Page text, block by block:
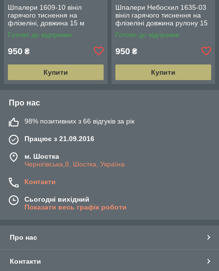
Шпалери 1609-10 вініл
гарячого тиснення на
флізеліні, довжина 15 м
ширина 1.06 м = 5 смуг по 3
м
Готово до відправки
950 ₴
Купити
Шпалери Небосхил 1635-03
вініл гарячого тиснення на
флізеліні довжина рулону 15
м ширина 1.06 м = 5 смуг по
3 м кожна
Готово до відправки
950 ₴
Купити
Про нас
98% позитивних з 66 відгуків за рік
Працює з 21.09.2016
м. Шостка
Чернігівська,8, Шостка, Україна
Контакти
Сьогодні вихідний
Показати весь графік роботи
Про нас
Контакти